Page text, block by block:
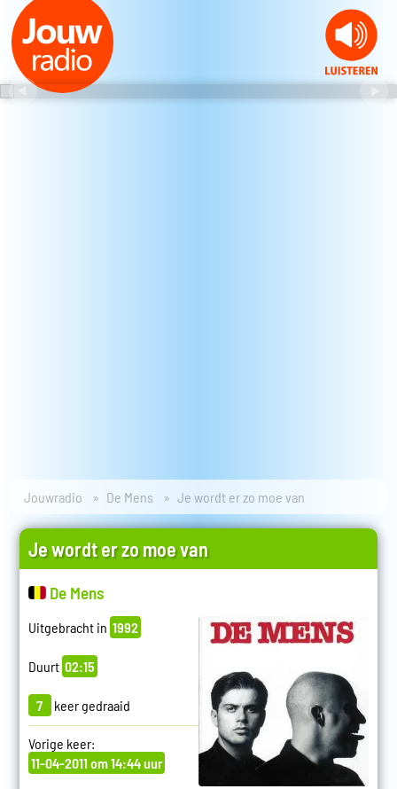
Jouwradio De Mens Je wordt er zo moe van
Je wordt er zo moe van
De Mens
Uitgebracht in 1992
Duurt 02:15
7 keer gedraaid
Vorige keer:
11-04-2011 om 14:44 uur